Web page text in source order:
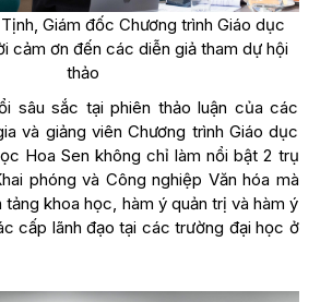
Giám đốc Chương trình Giáo dục
cảm ơn đến các diễn giả tham dự hội
thảo
sâu sắc tại phiên thảo luận của các
và giảng viên Chương trình Giáo dục
Hoa Sen không chỉ làm nổi bật 2 trụ
phóng và Công nghiệp Văn hóa mà
khoa học, hàm ý quản trị và hàm ý
cấp lãnh đạo tại các trường đại học ở